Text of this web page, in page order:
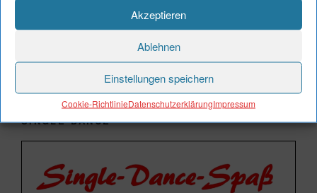
Akzeptieren
Ablehnen
Einstellungen speichern
Cookie-RichtlinieDatenschutzerklärungImpressum
SINGLE DANCE